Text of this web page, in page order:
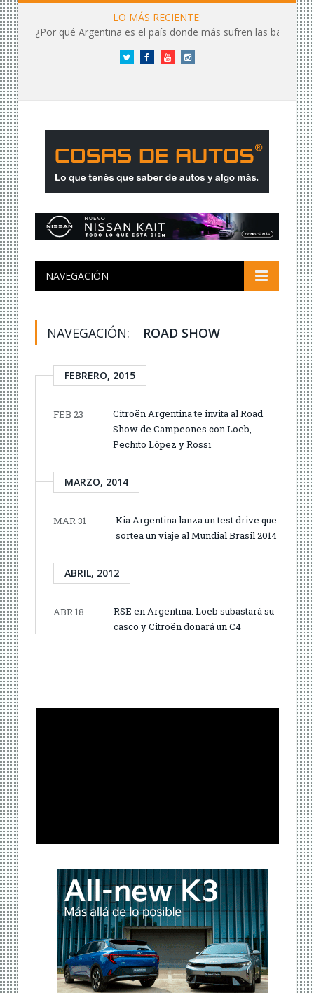
LO MÁS RECIENTE:
¿Por qué Argentina es el país donde más sufren las baterías?
Twitter FacebookYouTubeInstagram
NAVEGACIÓN
NAVEGACIÓN: ROAD SHOW
FEBRERO, 2015
FEB 23
Citroën Argentina te invita al Road
Show de Campeones con Loeb,
Pechito López y Rossi
MARZO, 2014
MAR 31
Kia Argentina lanza un test drive que
sortea un viaje al Mundial Brasil 2014
ABRIL, 2012
ABR 18
RSE en Argentina: Loeb subastará su
casco y Citroën donará un C4